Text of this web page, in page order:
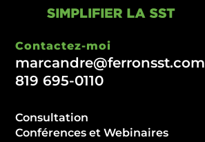
Contactez-moi
marcandre@ferronsst.com
819 695-0110
Consultation
Conférences et Webinaires